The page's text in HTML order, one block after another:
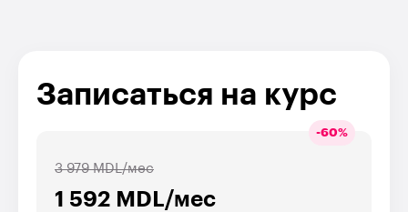
Записаться на курс
-60%
1 592 MDL/мес
3 979 MDL/мес